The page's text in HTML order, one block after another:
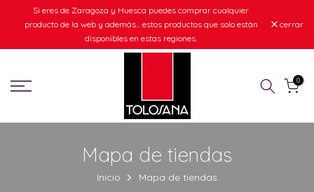
contenido
Si eres de Zaragoza y Huesca puedes comprar cualquier
producto de la web y además... estos productos que solo están
disponibles en estas regiones.
cerrar
0
Mapa de tiendas
Inicio Mapa de tiendas